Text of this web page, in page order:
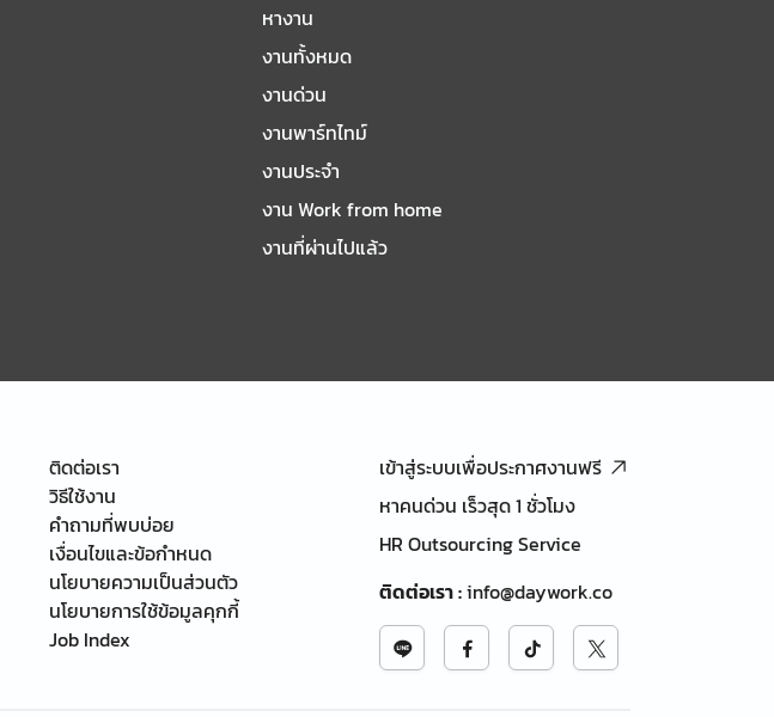
หางาน
งานทั้งหมด
งานด่วน
งานพาร์ทไทม์
งานประจำ
งาน Work from home
งานที่ผ่านไปแล้ว
ติดต่อเรา
วิธีใช้งาน
คำถามที่พบบ่อย
เงื่อนไขและข้อกำหนด
นโยบายความเป็นส่วนตัว
นโยบายการใช้ข้อมูลคุกกี้
Job Index
เข้าสู่ระบบเพื่อประกาศงานฟรี
หาคนด่วน เร็วสุด 1 ชั่วโมง
HR Outsourcing Service
ติดต่อเรา:info@daywork.co